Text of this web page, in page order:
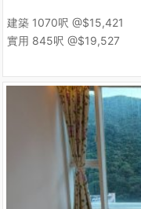
建築 1070呎 @$15,421
實用 845呎 @$19,527